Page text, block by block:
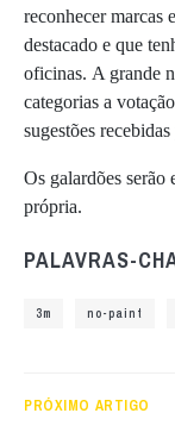
reconhecer marcas
destacado e que
oficinas. A grande
categorias a
sugestões
Os galardões
própria.
PALAVRAS-
3m no-paint
PRÓXIMO ARTIGO